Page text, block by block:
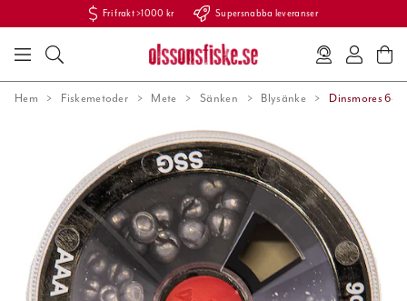
Fri frakt >1000 kr Supersnabba leveranser
Hem Fiskemetoder Mete Sänken Blysänke Dinsmores 6-